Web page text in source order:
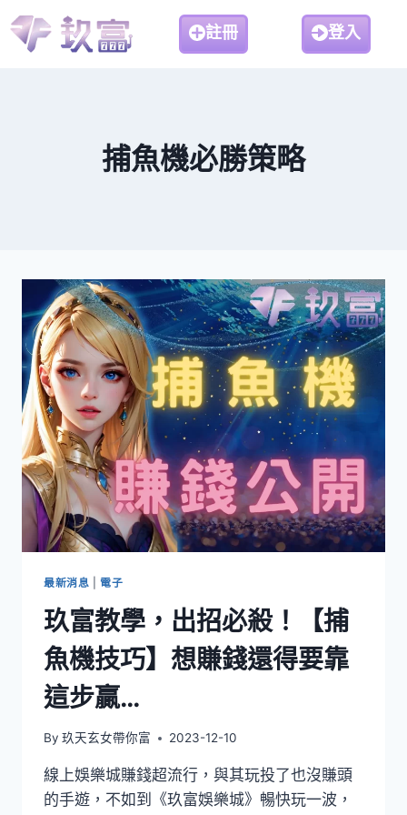
註冊 登入
捕魚機必勝策略
最新消息 電子
玖富教學，出招必殺！【捕
魚機技巧】想賺錢還得要靠
這步贏…
By 玖天玄女帶你富 2023-12-10
線上娛樂城賺錢超流行，與其玩投了也沒賺頭
的手遊，不如到《玖富娛樂城》暢快玩一波，